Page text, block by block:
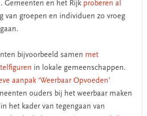
Gemeenten en het Rijk proberen al
van groepen en individuen zo vroeg
bijvoorbeeld samen met
in lokale gemeenschappen.
aanpak ‘Weerbaar Opvoeden’
ouders bij het weerbaar maken
het kader van tegengaan van